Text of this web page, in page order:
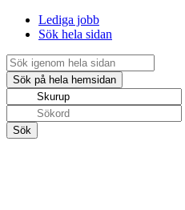
Lediga jobb
Sök hela sidan